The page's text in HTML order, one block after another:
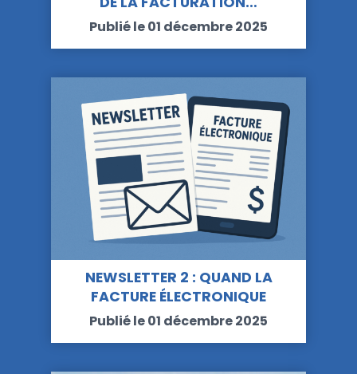
Publié le 01 décembre 2025
NEWSLETTER 2 : QUAND LA
FACTURE ÉLECTRONIQUE
DEVIENT-ELLE…
Publié le 01 décembre 2025